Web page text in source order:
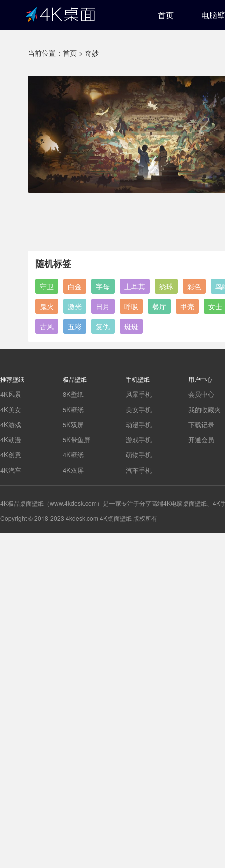
首页 电脑
当前位置： 首页 > 奇妙
随机标签
守卫 白金 字母 土耳其 绣球 彩色
鸟
鬼火
激光 日月 呼吸 餐厅 甲壳
女士
古风
五彩 复仇 斑斑
推荐壁纸
4K风景
4K美女
4K游戏
4K动漫
4K创意
4K汽车
极品壁纸
8K壁纸
5K壁纸
5K双屏
5K带鱼屏
4K壁纸
4K双屏
手机壁纸
风景手机
美女手机
动漫手机
游戏手机
萌物手机
汽车手机
用户中心
会员中心
我的收藏夹
下载记录
开通会员
4K极品桌面壁纸（www.4kdesk.com）是一家专注于分享高端4K电脑桌面壁纸、4K
Copyright © 2018-2023 4kdesk.com 4K桌面壁纸 版权所有